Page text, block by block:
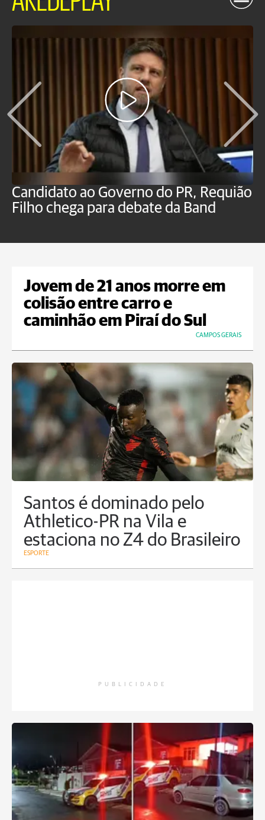
Candidato ao Governo do PR, Requião
Filho chega para debate da Band
Jovem de 21 anos morre em
colisão entre carro e
caminhão em Piraí do Sul
CAMPOS GERAIS
Santos é dominado pelo
Athletico-PR na Vila e
estaciona no Z4 do Brasileiro
ESPORTE
PUBLICIDADE